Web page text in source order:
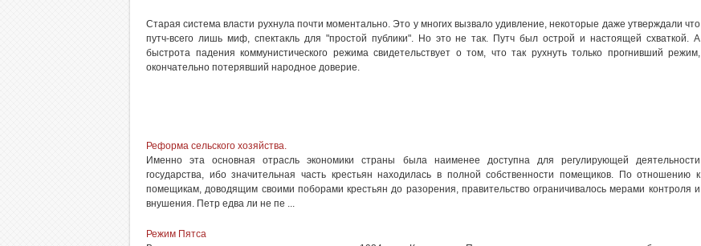
Старая система власти рухнула почти моментально. Это у многих вызвало удивление, некоторые даже утверждали что
путч-всего лишь миф, спектакль для "простой публики". Но это не так. Путч был острой и настоящей схваткой. А
быстрота падения коммунистического режима свидетельствует о том, что так рухнуть только прогнивший режим,
окончательно потерявший народное доверие.
Реформа сельского хозяйства.
Именно эта основная отрасль экономики страны была наименее доступна для регулирующей деятельности
государства, ибо значительная часть крестьян находилась в полной собственности помещиков. По отношению к
помещикам, доводящим своими поборами крестьян до разорения, правительство ограничивалось мерами контроля и
внушения. Петр едва ли не пе ...
Режим Пятса